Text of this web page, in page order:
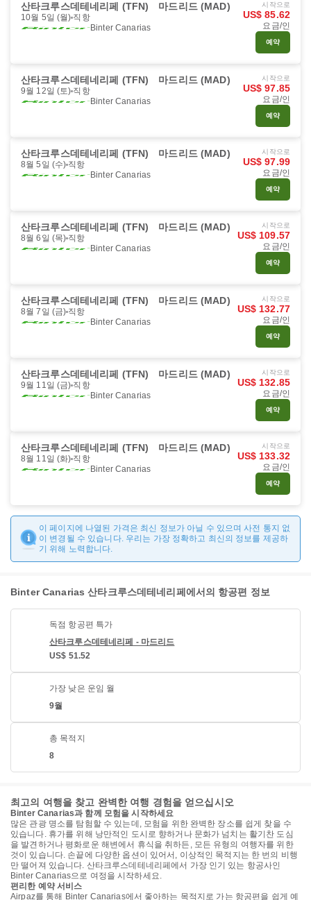
산타크루스데테네리페 (TFN) 마드리드 (MAD)
10월 5일 (월) 직항
Binter Canarias
시작으로
US$ 85.62
요금/인
예약
산타크루스데테네리페 (TFN) 마드리드 (MAD)
9월 12일 (토) 직항
Binter Canarias
시작으로
US$ 97.85
요금/인
예약
산타크루스데테네리페 (TFN) 마드리드 (MAD)
8월 5일 (수) 직항
Binter Canarias
시작으로
US$ 97.99
요금/인
예약
산타크루스데테네리페 (TFN) 마드리드 (MAD)
8월 6일 (목) 직항
Binter Canarias
시작으로
US$ 109.57
요금/인
예약
산타크루스데테네리페 (TFN) 마드리드 (MAD)
8월 7일 (금) 직항
Binter Canarias
시작으로
US$ 132.77
요금/인
예약
산타크루스데테네리페 (TFN) 마드리드 (MAD)
9월 11일 (금) 직항
Binter Canarias
시작으로
US$ 132.85
요금/인
예약
산타크루스데테네리페 (TFN) 마드리드 (MAD)
8월 11일 (화) 직항
Binter Canarias
시작으로
US$ 133.32
요금/인
예약
이 페이지에 나열된 가격은 최신 정보가 아닐 수 있으며 사전 통지 없
이 변경될 수 있습니다. 우리는 가장 정확하고 최신의 정보를 제공하
기 위해 노력합니다.
Binter Canarias 산타크루스데테네리페에서의 항공편 정보
독점 항공편 특가
산타크루스데테네리페 - 마드리드
US$ 51.52
가장 낮은 운임 월
9월
총 목적지
8
최고의 여행을 찾고 완벽한 여행 경험을 얻으십시오
Binter Canarias과 함께 모험을 시작하세요
많은 관광 명소를 탐험할 수 있는데, 모험을 위한 완벽한 장소를 쉽게 찾을 수
있습니다. 휴가를 위해 낭만적인 도시로 향하거나 문화가 넘치는 활기찬 도심
을 발견하거나 평화로운 해변에서 휴식을 취하든, 모든 유형의 여행자를 위한
것이 있습니다. 손끝에 다양한 옵션이 있어서, 이상적인 목적지는 한 번의 비행
만 떨어져 있습니다. 산타크루스데테네리페에서 가장 인기 있는 항공사인
Binter Canarias으로 여정을 시작하세요.
편리한 예약 서비스
Airpaz를 통해 Binter Canarias에서 좋아하는 목적지로 가는 항공편을 쉽게 예